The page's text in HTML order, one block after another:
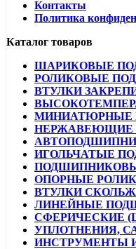
Контакты
Политика
Каталог товаров
ШАРИКОВЫЕ
РОЛИКОВЫЕ
ВТУЛКИ
МИНИАТЮРНЫЕ
НЕРЖАВЕЮЩИЕ
ИГОЛЬЧАТЫЕ
ОПОРНЫЕ
ВТУЛКИ
ЛИНЕЙНЫЕ
СФЕРИЧЕСКИЕ
УПЛОТНЕНИЯ,
ИНСТРУМЕНТЫ